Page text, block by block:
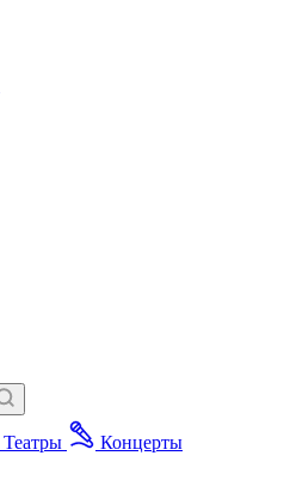
Театры
Концерты